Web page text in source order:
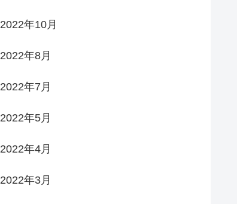
2022年10月
2022年8月
2022年7月
2022年5月
2022年4月
2022年3月